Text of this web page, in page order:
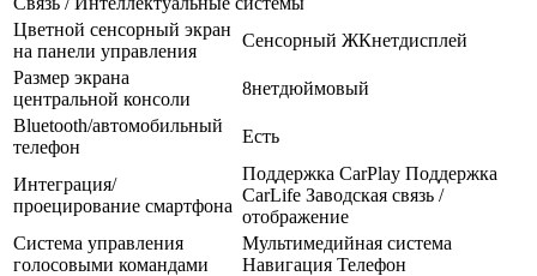
Цветной сенсорный экран
на панели управления
Сенсорный ЖКнетдисплей
Размер экрана
центральной консоли
8нетдюймовый
Bluetooth/автомобильный
телефон
Есть
Интеграция/
проецирование смартфона
Поддержка CarPlay Поддержка
CarLife Заводская связь /
отображение
Система управления
голосовыми командами
Мультимедийная система
Навигация Телефон